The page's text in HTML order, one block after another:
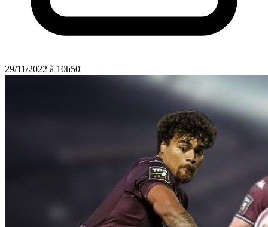
29/11/2022 à 10h50